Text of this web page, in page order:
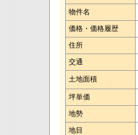
物件名
価格・価格履歴
住所
交通
土地面積
坪単価
地勢
地目